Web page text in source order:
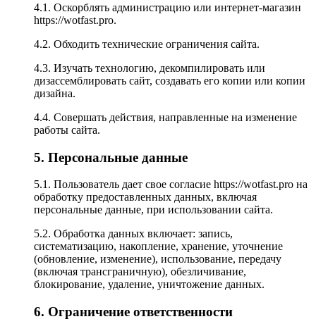
4.1. Оскорблять администрацию или интернет-магазин
https://wotfast.pro.
4.2. Обходить технические ограничения сайта.
4.3. Изучать технологию, декомпилировать или
дизассемблировать сайт, создавать его копии или копии
дизайна.
4.4. Совершать действия, направленные на изменение
работы сайта.
5. Персональные данные
5.1. Пользователь дает свое согласие https://wotfast.pro на
обработку предоставленных данных, включая
персональные данные, при использовании сайта.
5.2. Обработка данных включает: запись,
систематизацию, накопление, хранение, уточнение
(обновление, изменение), использование, передачу
(включая трансграничную), обезличивание,
блокирование, удаление, уничтожение данных.
6. Ограничение ответственности